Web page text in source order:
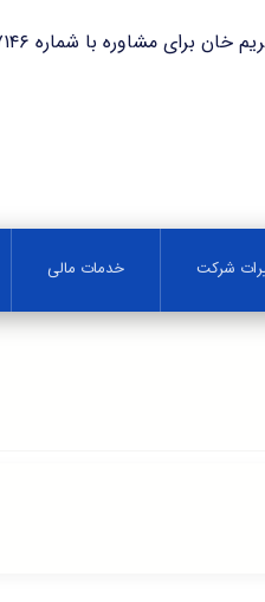
شماره ۸۷۱۴۶ تماس حاصل فرمایید.
شرکت خدمات مالی